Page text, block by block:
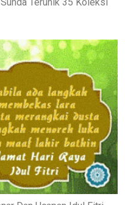
Terunik 35 Koleksi